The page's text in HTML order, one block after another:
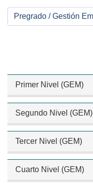
Categorías
Primer Nivel (GEM)
Segundo Nivel (GEM)
Tercer Nivel (GEM)
Cuarto Nivel (GEM)